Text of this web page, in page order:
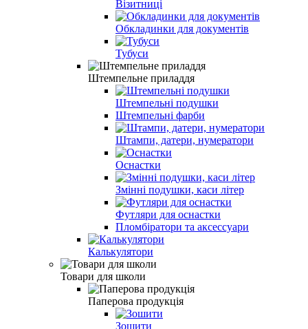
Візитниці
Обкладинки для документів
Тубуси
Штемпельне приладдя
Штемпельні подушки
Штемпельні фарби
Штампи, датери, нумератори
Оснастки
Змінні подушки, каси літер
Футляри для оснастки
Пломбiратори та аксессуари
Калькулятори
Товари для школи
Паперова продукція
Зошити